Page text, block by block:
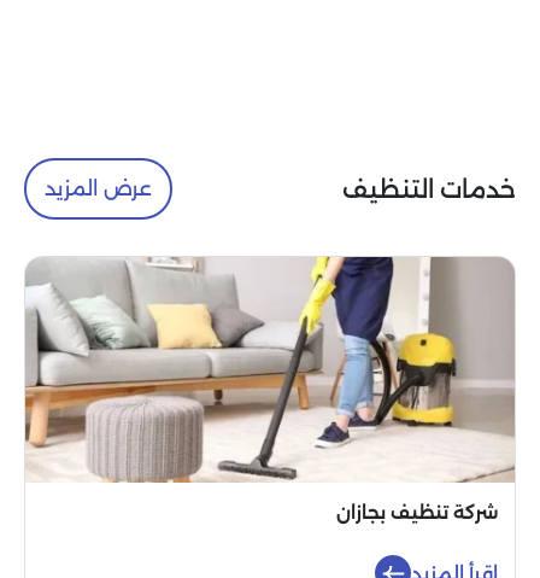
خدمات التنظيف عرض المزيد
شركة تنظيف بجازان